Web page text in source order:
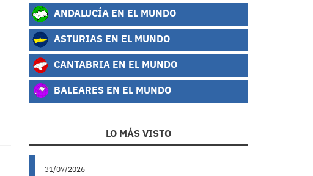
ANDALUCÍA EN EL MUNDO
ASTURIAS EN EL MUNDO
CANTABRIA EN EL MUNDO
BALEARES EN EL MUNDO
LO MÁS VISTO
31/07/2026